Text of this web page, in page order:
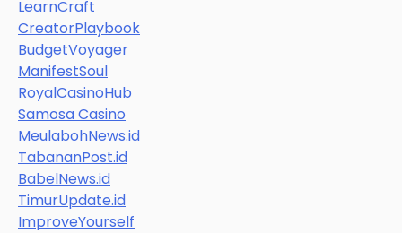
LearnCraft
CreatorPlaybook
BudgetVoyager
ManifestSoul
RoyalCasinoHub
Samosa Casino
MeulabohNews.id
TabananPost.id
BabelNews.id
TimurUpdate.id
ImproveYourself